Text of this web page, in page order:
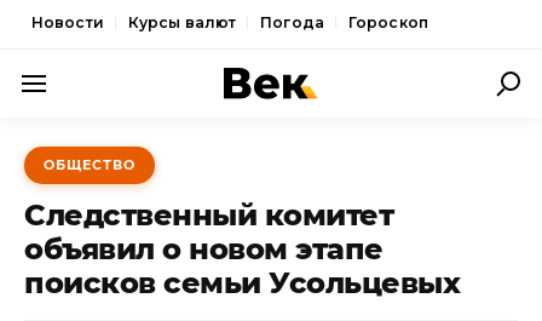
Новости Курсы валют Погода Гороскоп
ПОЛИТИКА
ЭКОНОМИКА
ОБЩЕСТВО
СПОРТ
ОБЩЕСТВО
Следственный комитет
объявил о новом этапе
поисков семьи Усольцевых